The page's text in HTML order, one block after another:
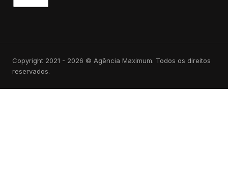
Copyright 2021 - 2026 © Agência Maximum. Todos os direitos
reservados.